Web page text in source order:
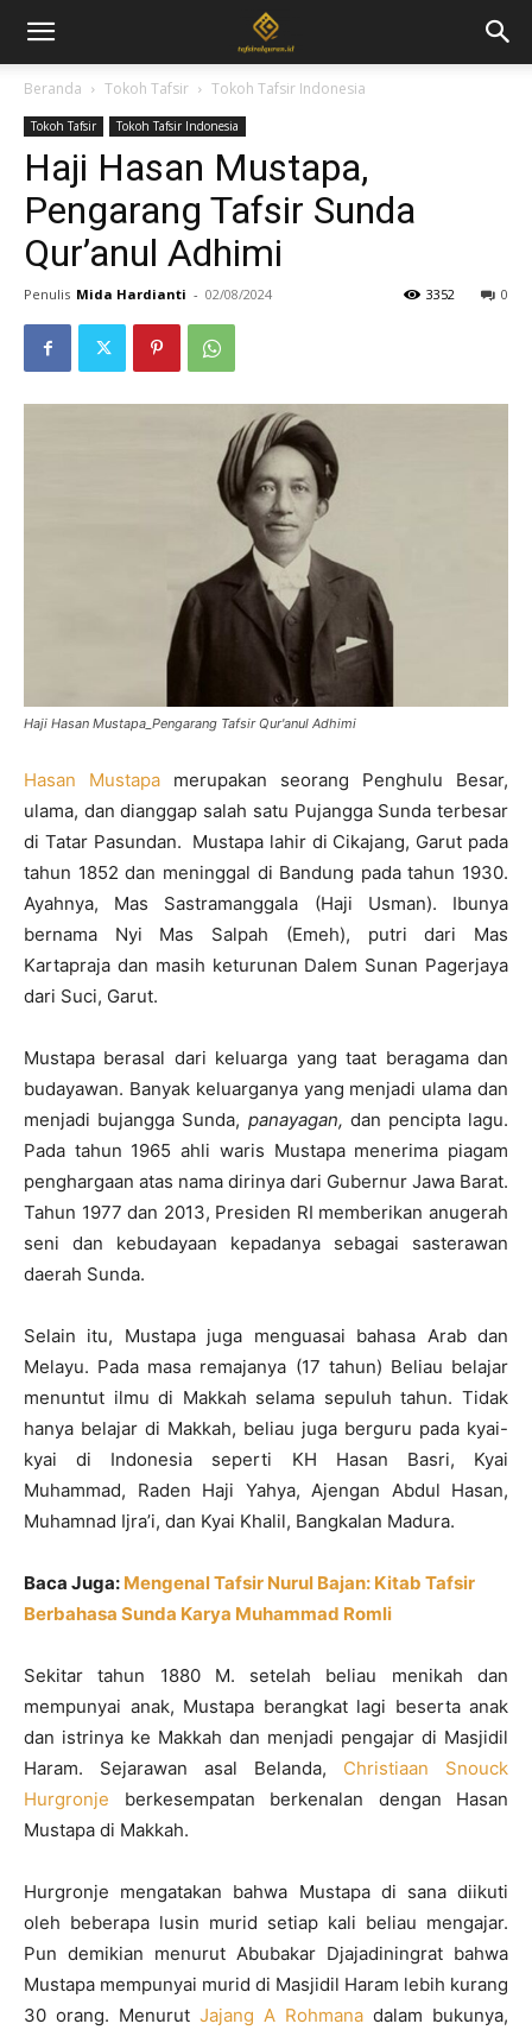
Beranda Tokoh Tafsir Tokoh Tafsir Indonesia
Tokoh Tafsir Tokoh Tafsir Indonesia
Haji Hasan Mustapa,
Pengarang Tafsir Sunda
Qur’anul Adhimi
Penulis Mida Hardianti - 02/08/2024 0
3352
Haji Hasan Mustapa_Pengarang Tafsir Qur'anul Adhimi
Hasan Mustapa merupakan seorang Penghulu Besar,
ulama, dan dianggap salah satu Pujangga Sunda terbesar
di Tatar Pasundan. Mustapa lahir di Cikajang, Garut pada
tahun 1852 dan meninggal di Bandung pada tahun 1930.
Ayahnya, Mas Sastramanggala (Haji Usman). Ibunya
bernama Nyi Mas Salpah (Emeh), putri dari Mas
Kartapraja dan masih keturunan Dalem Sunan Pagerjaya
dari Suci, Garut.
Mustapa berasal dari keluarga yang taat beragama dan
budayawan. Banyak keluarganya yang menjadi ulama dan
menjadi bujangga Sunda, panayagan, dan pencipta lagu.
Pada tahun 1965 ahli waris Mustapa menerima piagam
penghargaan atas nama dirinya dari Gubernur Jawa Barat.
Tahun 1977 dan 2013, Presiden RI memberikan anugerah
seni dan kebudayaan kepadanya sebagai sasterawan
daerah Sunda.
Selain itu, Mustapa juga menguasai bahasa Arab dan
Melayu. Pada masa remajanya (17 tahun) Beliau belajar
menuntut ilmu di Makkah selama sepuluh tahun. Tidak
hanya belajar di Makkah, beliau juga berguru pada kyai-
kyai di Indonesia seperti KH Hasan Basri, Kyai
Muhammad, Raden Haji Yahya, Ajengan Abdul Hasan,
Muhamnad Ijra’i, dan Kyai Khalil, Bangkalan Madura.
Baca Juga: Mengenal Tafsir Nurul Bajan: Kitab Tafsir
Berbahasa Sunda Karya Muhammad Romli
Sekitar tahun 1880 M. setelah beliau menikah dan
mempunyai anak, Mustapa berangkat lagi beserta anak
dan istrinya ke Makkah dan menjadi pengajar di Masjidil
Haram. Sejarawan asal Belanda, Christiaan Snouck
Hurgronje berkesempatan berkenalan dengan Hasan
Mustapa di Makkah.
Hurgronje mengatakan bahwa Mustapa di sana diikuti
oleh beberapa lusin murid setiap kali beliau mengajar.
Pun demikian menurut Abubakar Djajadiningrat bahwa
Mustapa mempunyai murid di Masjidil Haram lebih kurang
30 orang. Menurut Jajang A Rohmana dalam bukunya,